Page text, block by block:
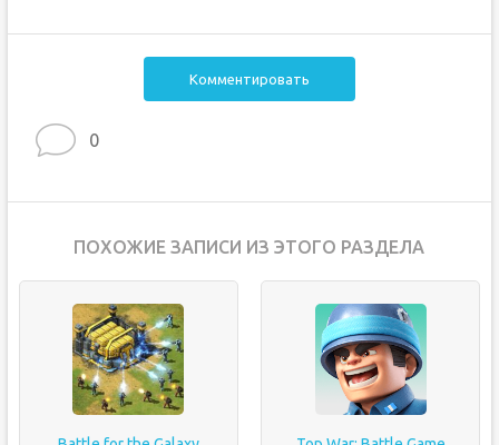
Комментировать
0
ПОХОЖИЕ ЗАПИСИ ИЗ ЭТОГО РАЗДЕЛА